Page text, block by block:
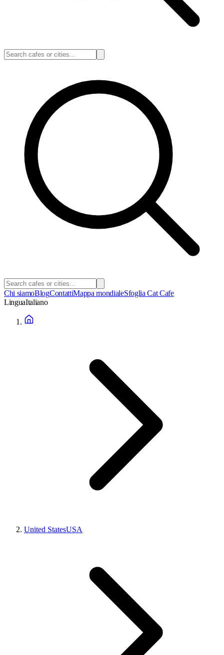
Chi siamoBlogContattiMappa mondialeSfoglia Cat Cafe
LinguaItaliano
United StatesUSA